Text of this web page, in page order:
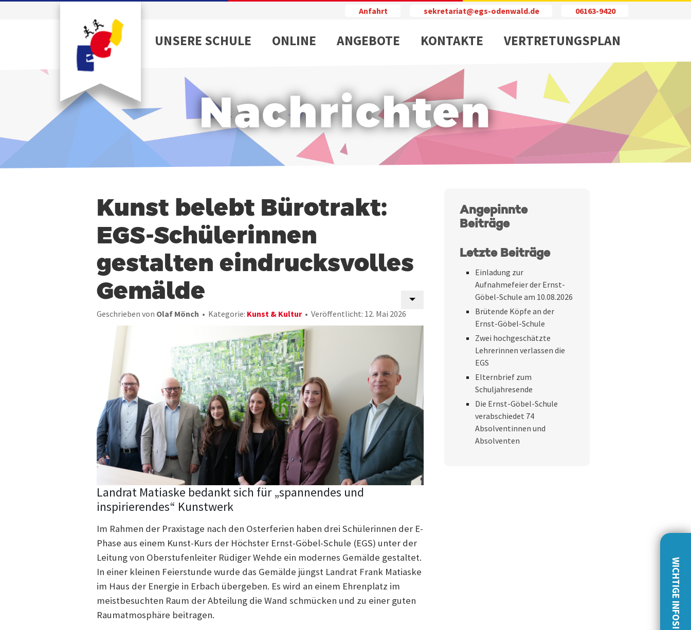
WICHTIGE INFOS!
Anfahrt sekretariat@egs-odenwald.de 06163-9420
UNSERE SCHULE ONLINE ANGEBOTE KONTAKTE VERTRETUNGSPLAN
Nachrichten
Kunst belebt Bürotrakt:
EGS-Schülerinnen
gestalten eindrucksvolles
Gemälde
Geschrieben von Olaf Mönch Kategorie: Kunst & Kultur Veröffentlicht: 12. Mai 2026
Landrat Matiaske bedankt sich für „spannendes und
inspirierendes“ Kunstwerk
Im Rahmen der Praxistage nach den Osterferien haben drei Schülerinnen der E-
Phase aus einem Kunst-Kurs der Höchster Ernst-Göbel-Schule (EGS) unter der
Leitung von Oberstufenleiter Rüdiger Wehde ein modernes Gemälde gestaltet.
In einer kleinen Feierstunde wurde das Gemälde jüngst Landrat Frank Matiaske
im Haus der Energie in Erbach übergeben. Es wird an einem Ehrenplatz im
meistbesuchten Raum der Abteilung die Wand schmücken und zu einer guten
Raumatmosphäre beitragen.
Angepinnte
Beiträge
Letzte Beiträge
Einladung zur
Aufnahmefeier der Ernst-
Göbel-Schule am 10.08.2026
Brütende Köpfe an der
Ernst-Göbel-Schule
Zwei hochgeschätzte
Lehrerinnen verlassen die
EGS
Elternbrief zum
Schuljahresende
Die Ernst-Göbel-Schule
verabschiedet 74
Absolventinnen und
Absolventen